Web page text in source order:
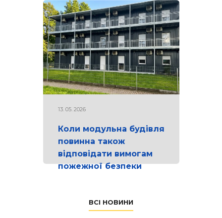
13. 05. 2026
Коли модульна будівля
повинна також
відповідати вимогам
пожежної безпеки
ВСІ НОВИНИ